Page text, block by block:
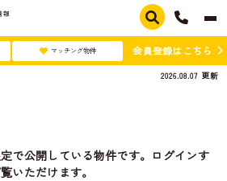
報
マッチング物件
会員登録はこちら
2026.08.07 更新
で公開している物件です。ログインす
いただけます。